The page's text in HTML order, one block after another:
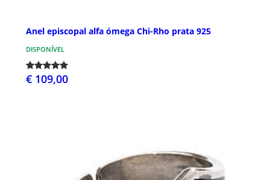
Anel episcopal alfa ómega Chi-Rho prata 925
DISPONÍVEL
€ 109,00